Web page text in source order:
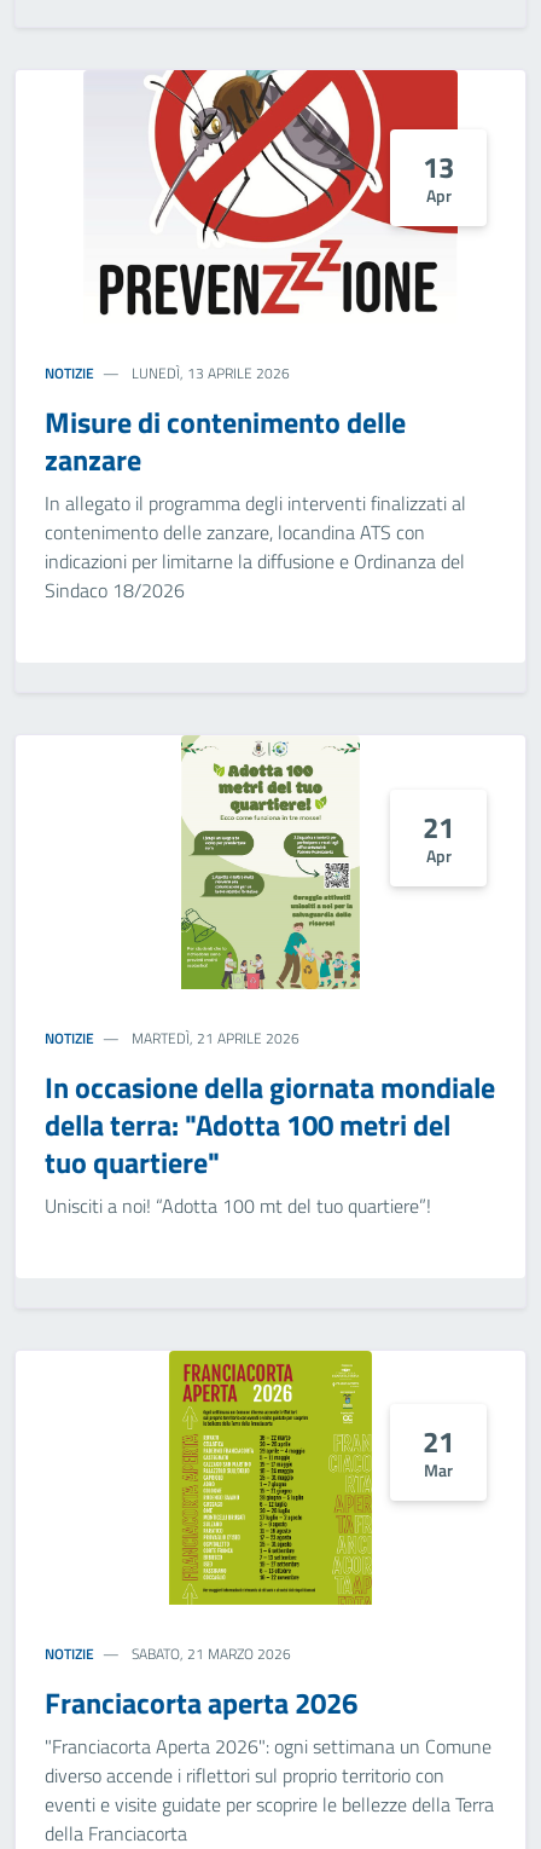
13
Apr
NOTIZIE LUNEDÌ, 13 APRILE 2026
Misure di contenimento delle
zanzare
In allegato il programma degli interventi finalizzati al
contenimento delle zanzare, locandina ATS con
indicazioni per limitarne la diffusione e Ordinanza del
Sindaco 18/2026
21
Apr
NOTIZIE MARTEDÌ, 21 APRILE 2026
In occasione della giornata mondiale
della terra: "Adotta 100 metri del
tuo quartiere"
Unisciti a noi! “Adotta 100 mt del tuo quartiere”!
21
Mar
NOTIZIE SABATO, 21 MARZO 2026
Franciacorta aperta 2026
"Franciacorta Aperta 2026": ogni settimana un Comune
diverso accende i riflettori sul proprio territorio con
eventi e visite guidate per scoprire le bellezze della Terra
della Franciacorta